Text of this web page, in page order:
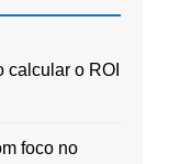
calcular o ROI
foco no